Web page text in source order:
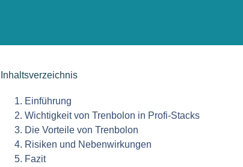
Inhaltsverzeichnis
Einführung
Wichtigkeit von Trenbolon in Profi-Stacks
Die Vorteile von Trenbolon
Risiken und Nebenwirkungen
Fazit